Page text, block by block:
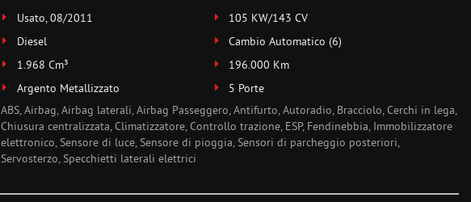
Usato, 08/2011
105 KW/143 CV
Diesel
Cambio Automatico (6)
1.968 Cm³
196.000 Km
Argento Metallizzato
5 Porte
ABS, Airbag, Airbag laterali, Airbag Passeggero, Antifurto, Autoradio, Bracciolo, Cerchi in lega,
Chiusura centralizzata, Climatizzatore, Controllo trazione, ESP, Fendinebbia, Immobilizzatore
elettronico, Sensore di luce, Sensore di pioggia, Sensori di parcheggio posteriori,
Servosterzo, Specchietti laterali elettrici